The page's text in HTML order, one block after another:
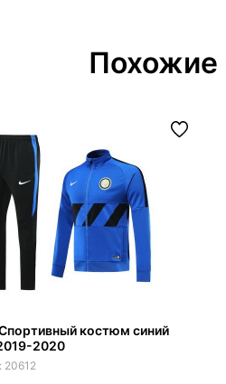
Похожие
костюм синий
2020
20612